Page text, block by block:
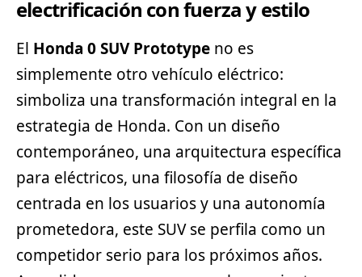
electrificación con fuerza y estilo
El Honda 0 SUV Prototype no es
simplemente otro vehículo eléctrico:
simboliza una transformación integral en la
estrategia de Honda. Con un diseño
contemporáneo, una arquitectura específica
para eléctricos, una filosofía de diseño
centrada en los usuarios y una autonomía
prometedora, este SUV se perfila como un
competidor serio para los próximos años.